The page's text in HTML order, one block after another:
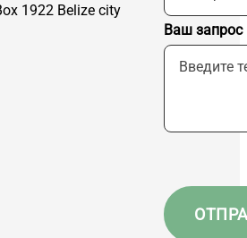
1922 Belize city
Ваш запрос